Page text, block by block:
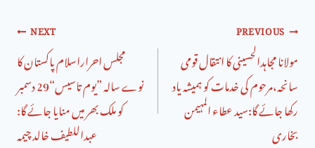
PREVIOUS
مولانا مجاہدالحسینی کا انتقال قومی
سانحہ،مرحوم کی خدمات کو ہمیشہ یاد
رکھا جائے گا:سید عطاء المہیمن
بخاری
NEXT
مجلس احراراسلام پاکستان کا
نوے سالہ ”یوم تاسیس“29 دسمبر
کو ملک بھر میں منایا جائے گا:
عبداللطیف خالد چیمہ